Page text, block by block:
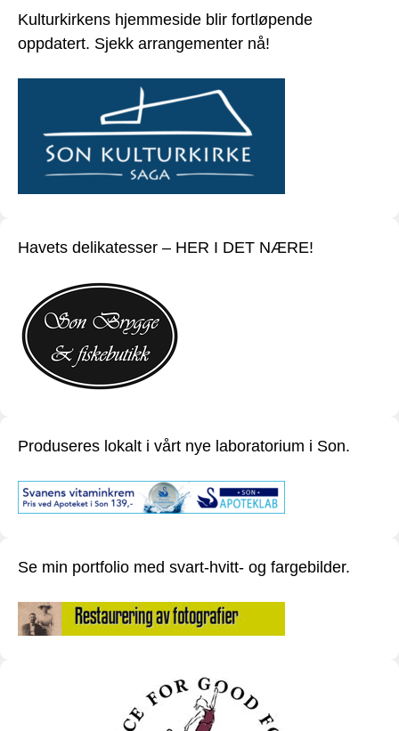
Kulturkirkens hjemmeside blir fortløpende
oppdatert. Sjekk arrangementer nå!
Havets delikatesser – HER I DET NÆRE!
Produseres lokalt i vårt nye laboratorium i Son.
Se min portfolio med svart-hvitt- og fargebilder.